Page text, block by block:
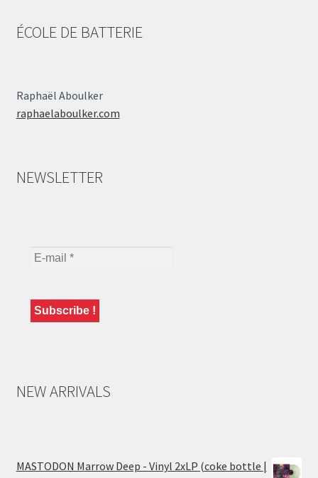
ÉCOLE DE BATTERIE
Raphaël Aboulker
raphaelaboulker.com
NEWSLETTER
NEW ARRIVALS
MASTODON Marrow Deep - Vinyl 2xLP (coke bottle |